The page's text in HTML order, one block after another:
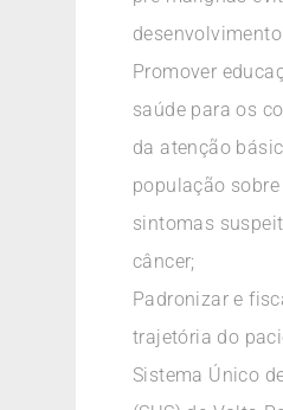
Promover
saúde para os
da atenção
população
sintomas
câncer;
Padronizar e
trajetória do
Sistema Único